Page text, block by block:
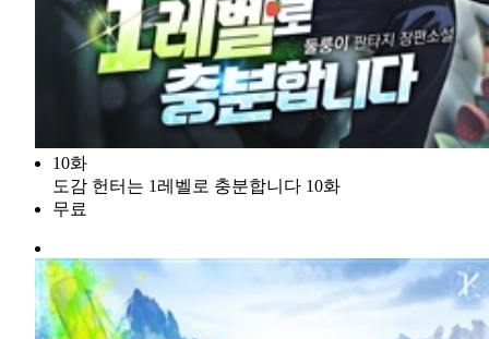
10화
도감 헌터는 1레벨로 충분합니다 10화
무료